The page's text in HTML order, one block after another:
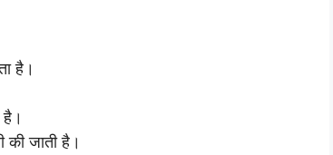
है।
की जाती है।